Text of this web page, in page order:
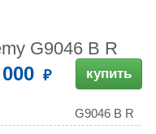
G9046 B R
купить
G9046 B R